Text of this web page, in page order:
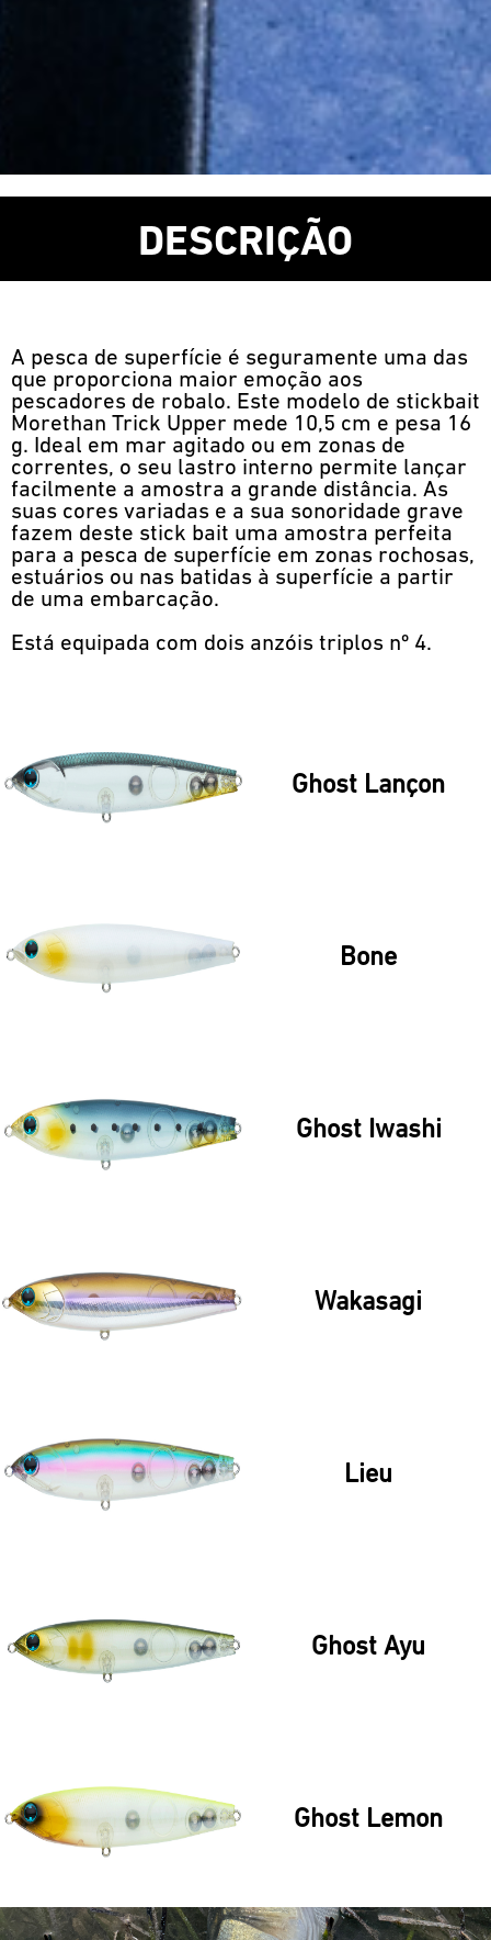
DESCRIÇÃO
A pesca de superfície é seguramente uma das
que proporciona maior emoção aos
pescadores de robalo. Este modelo de stickbait
Morethan Trick Upper mede 10,5 cm e pesa 16
g. Ideal em mar agitado ou em zonas de
correntes, o seu lastro interno permite lançar
facilmente a amostra a grande distância. As
suas cores variadas e a sua sonoridade grave
fazem deste stick bait uma amostra perfeita
para a pesca de superfície em zonas rochosas,
estuários ou nas batidas à superfície a partir
de uma embarcação.
Está equipada com dois anzóis triplos nº 4.
Ghost Lançon
Bone
Ghost Iwashi
Wakasagi
Lieu
Ghost Ayu
Ghost Lemon